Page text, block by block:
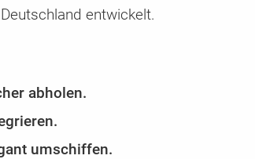
& DSGVO
CCM19
Tarifs je nach
in diverse
Consent
entwickelt.
abholen.
umschiffen.